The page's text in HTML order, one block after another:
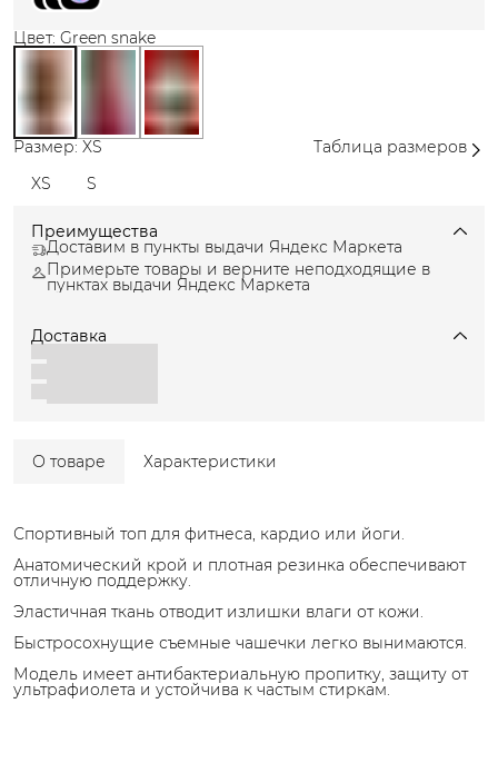
Цвет: Green snake
Размер: XS
Таблица размеров
XS
S
Преимущества
Доставим в пункты выдачи Яндекс Маркета
Примерьте товары и верните неподходящие в
пунктах выдачи Яндекс Маркета
Доставка
О товаре Характеристики
Спортивный топ для фитнеса, кардио или йоги.
Анатомический крой и плотная резинка обеспечивают
отличную поддержку.
Эластичная ткань отводит излишки влаги от кожи.
Быстросохнущие съемные чашечки легко вынимаются.
Модель имеет антибактериальную пропитку, защиту от
ультрафиолета и устойчива к частым стиркам.